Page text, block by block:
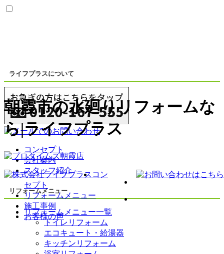
朝霞市の水廻りリフォームな
ら|ライフプラス
コン
セプト
リフォームメニュー
施工事例
お客様の声
ライフプラスについて
コンセプト
会社案内
スタッフ紹介
リフォームメニュー
リフォームメニュー一覧
トイレリフォーム
エコキュート・給湯器
キッチンリフォーム